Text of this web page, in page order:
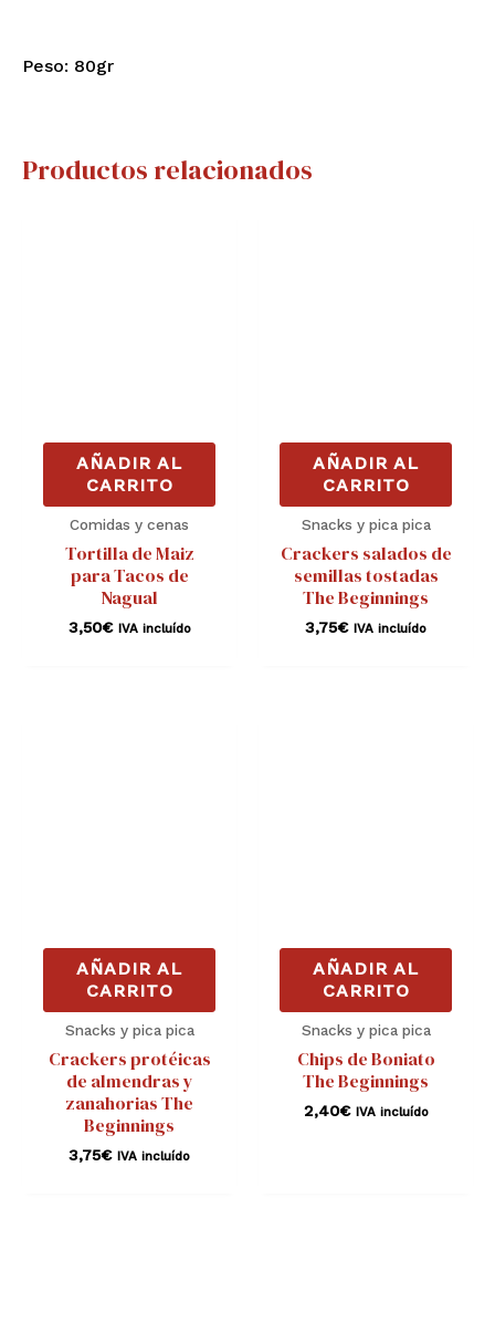
Peso: 80gr
Productos relacionados
AÑADIR AL
CARRITO
Comidas y cenas
Tortilla de Maiz
para Tacos de
Nagual
3,50€ IVA incluído
AÑADIR AL
CARRITO
Snacks y pica pica
Crackers salados de
semillas tostadas
The Beginnings
3,75€ IVA incluído
AÑADIR AL
CARRITO
Snacks y pica pica
Crackers protéicas
de almendras y
zanahorias The
Beginnings
3,75€ IVA incluído
AÑADIR AL
CARRITO
Snacks y pica pica
Chips de Boniato
The Beginnings
2,40€ IVA incluído